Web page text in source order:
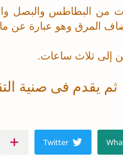
من البطاطس والبصل
المرق وهو عبارة عن
إلى ثلاث ساعات.
ثم يقدم فى صنية